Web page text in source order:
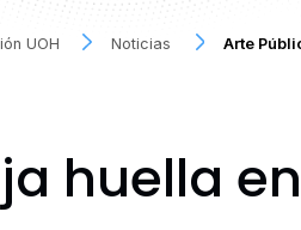
UOH Noticias Arte
huella